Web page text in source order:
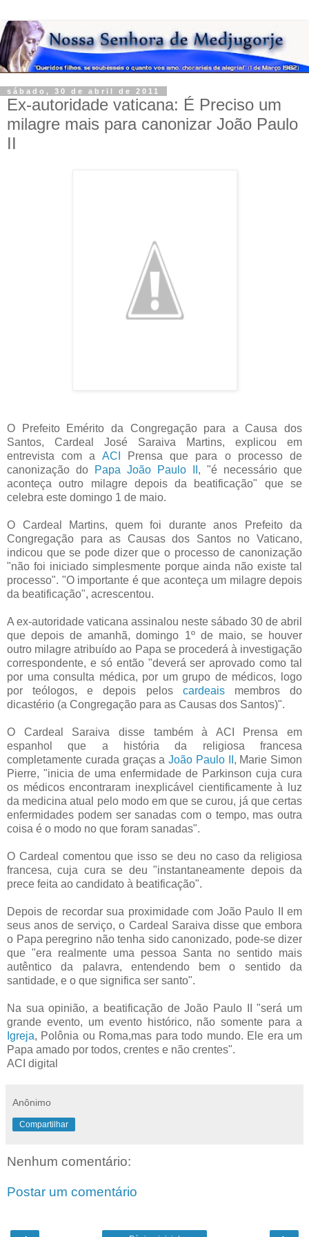
sábado, 30 de abril de 2011
Ex-autoridade vaticana: É Preciso um
milagre mais para canonizar João Paulo
II
O Prefeito Emérito da Congregação para a Causa dos
Santos, Cardeal José Saraiva Martins, explicou em
entrevista com a ACI
Prensa que para o processo de
canonização do
Papa João Paulo II , "é necessário que
aconteça outro milagre depois da beatificação" que se
celebra este domingo 1 de maio.
O Cardeal Martins, quem foi durante anos Prefeito da
Congregação para as Causas dos Santos no Vaticano,
indicou que se pode dizer que o processo de canonização
"não foi iniciado simplesmente porque ainda não existe tal
processo". "O importante é que aconteça um milagre depois
da beatificação", acrescentou.
A ex-autoridade vaticana assinalou neste sábado 30 de abril
que depois de amanhã, domingo 1º de maio, se houver
outro milagre atribuído ao Papa se procederá à investigação
correspondente, e só então "deverá ser aprovado como tal
por uma consulta médica, por um grupo de médicos, logo
por teólogos, e depois pelos cardeaismembros do
dicastério (a Congregação para as Causas dos Santos)".
O Cardeal Saraiva disse também à ACI Prensa em
espanhol que a história da religiosa francesa
completamente curada graças a João Paulo II , Marie Simon
Pierre, "inicia de uma enfermidade de Parkinson cuja cura
os médicos encontraram inexplicável cientificamente à luz
da medicina atual pelo modo em que se curou, já que certas
enfermidades podem ser sanadas com o tempo, mas outra
coisa é o modo no que foram sanadas".
O Cardeal comentou que isso se deu no caso da religiosa
francesa, cuja cura se deu "instantaneamente depois da
prece feita ao candidato à beatificação".
Depois de recordar sua proximidade com João Paulo II em
seus anos de serviço, o Cardeal Saraiva disse que embora
o Papa peregrino não tenha sido canonizado, pode-se dizer
que "era realmente uma pessoa Santa no sentido mais
autêntico da palavra, entendendo bem o sentido da
santidade, e o que significa ser santo".
Na sua opinião, a beatificação de João Paulo II "será um
grande evento, um evento histórico, não somente para a
Igreja, Polônia ou Roma,mas para todo mundo. Ele era um
Papa amado por todos, crentes e não crentes".
ACI digital
Anônimo
Compartilhar
Nenhum comentário:
Postar um comentário